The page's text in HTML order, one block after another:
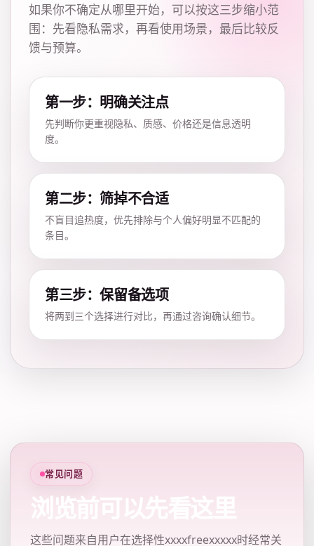
如果你不确定从哪里开始，可以按这三步缩小范
围：先看隐私需求，再看使用场景，最后比较反
馈与预算。
第一步：明确关注点
先判断你更重视隐私、质感、价格还是信息透明
度。
第二步：筛掉不合适
不盲目追热度，优先排除与个人偏好明显不匹配的
条目。
第三步：保留备选项
将两到三个选择进行对比，再通过咨询确认细节。
常见问题
浏览前可以先看这里
这些问题来自用户在选择性xxxxfreexxxxx时经常关